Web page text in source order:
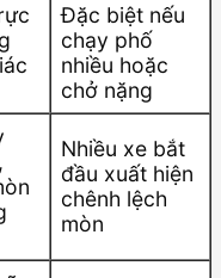
Đặc biệt nếu
chạy phố
nhiều hoặc
chở nặng
Nhiều xe bắt
đầu xuất hiện
chênh lệch
mòn